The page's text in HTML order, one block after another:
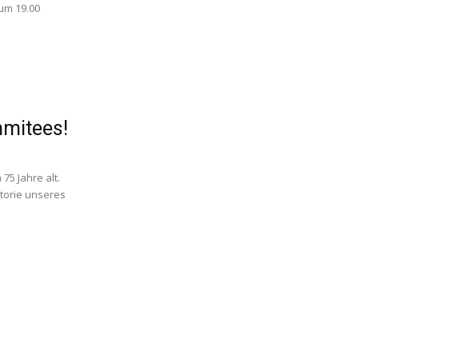
19.00
Jahre alt.
unseres